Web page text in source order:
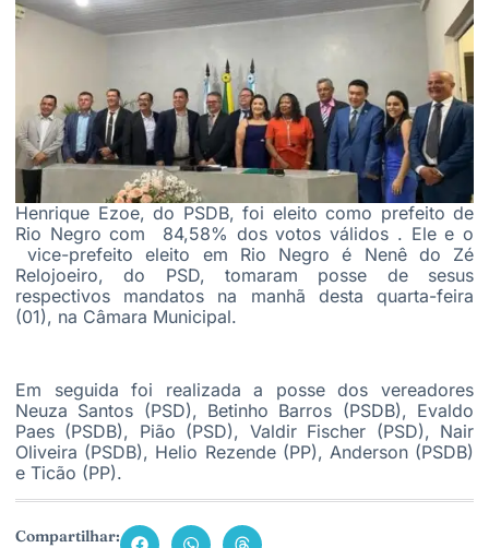
Henrique Ezoe, do PSDB, foi eleito como prefeito de
Rio Negro com 84,58% dos votos válidos . Ele e o
vice-prefeito eleito em Rio Negro é Nenê do Zé
Relojoeiro, do PSD, tomaram posse de sesus
respectivos mandatos na manhã desta quarta-feira
(01), na Câmara Municipal.
Em seguida foi realizada a posse dos vereadores
Neuza Santos (PSD), Betinho Barros (PSDB), Evaldo
Paes (PSDB), Pião (PSD), Valdir Fischer (PSD), Nair
Oliveira (PSDB), Helio Rezende (PP), Anderson (PSDB)
e Ticão (PP).
Compartilhar: